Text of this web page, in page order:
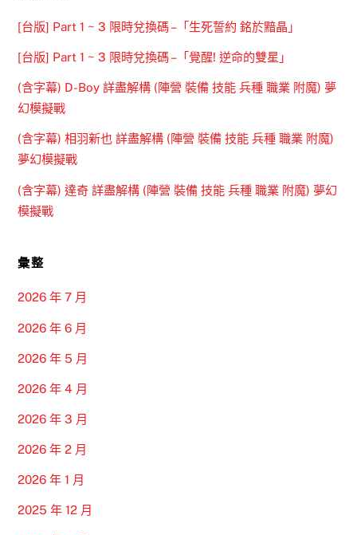
[台版] Part 1 ~ 3 限時兌換碼 –「生死誓約 銘於黯晶」
[台版] Part 1 ~ 3 限時兌換碼 –「覺醒! 逆命的雙星」
(含字幕) D-Boy 詳盡解構 (陣營 裝備 技能 兵種 職業 附魔) 夢
幻模擬戰
(含字幕) 相羽新也 詳盡解構 (陣營 裝備 技能 兵種 職業 附魔)
夢幻模擬戰
(含字幕) 達奇 詳盡解構 (陣營 裝備 技能 兵種 職業 附魔) 夢幻
模擬戰
彙整
2026 年 7 月
2026 年 6 月
2026 年 5 月
2026 年 4 月
2026 年 3 月
2026 年 2 月
2026 年 1 月
2025 年 12 月